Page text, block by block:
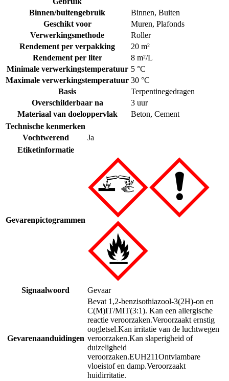
Binnen/buitengebruik
Binnen, Buiten
Geschikt voor
Muren, Plafonds
Verwerkingsmethode
Roller
Rendement per verpakking
20 m²
Rendement per liter
8 m²/L
Minimale verwerkingstemperatuur 5 °C
Maximale verwerkingstemperatuur 30 °C
Basis
Terpentinegedragen
Overschilderbaar na
3 uur
Materiaal van doeloppervlak
Beton, Cement
Technische kenmerken
Vochtwerend
Ja
Etiketinformatie
Gevarenpictogrammen
Signaalwoord Gevaar
Gevarenaanduidingen
Bevat 1,2-benzisothiazool-3(2H)-on en
C(M)IT/MIT(3:1). Kan een allergische
reactie veroorzaken.Veroorzaakt ernstig
oogletsel.Kan irritatie van de luchtwegen
veroorzaken.Kan slaperigheid of
duizeligheid
veroorzaken.EUH211Ontvlambare
vloeistof en damp.Veroorzaakt
huidirritatie.